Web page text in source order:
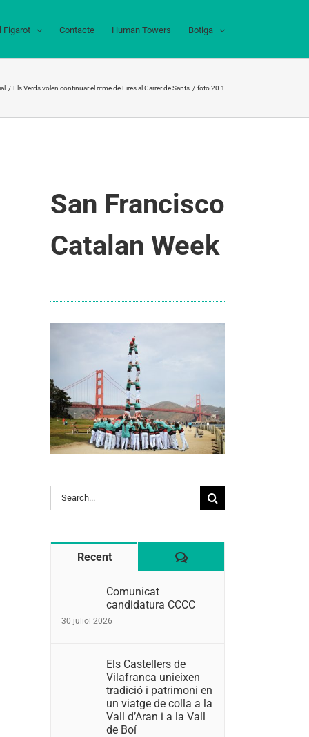
Figarot Contacte Human Towers Botiga
Els Verds volen continuar el ritme de Fires al Carrer de Sants foto 20 1
San Francisco
Catalan Week
Search
for:
Recent Comentaris
Comunicat
candidatura CCCC
30 juliol 2026
Els Castellers de
Vilafranca unieixen
tradició i patrimoni en
un viatge de colla a la
Vall d’Aran i a la Vall
de Boí